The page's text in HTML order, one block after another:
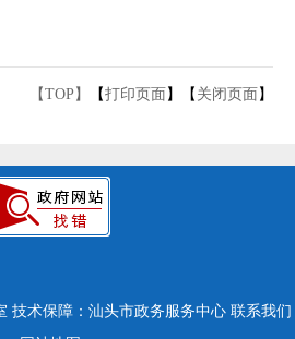
【TOP】 【打印页面 】【 关闭页面 】
技术保障：汕头市政务服务中心 联系我们